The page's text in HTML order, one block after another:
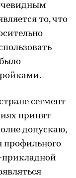
то, что
сегмент
принят
допускаю,
профильного
прикладной